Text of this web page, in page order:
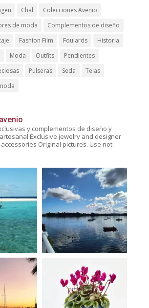
Chal
Colecciones Avenio
de moda
Complementos de diseño
Fashion Film Foulards
Historia
Moda Outfits
Pendientes
Pulseras Seda
Telas
y complementos de diseño y
Exclusive jewelry and designer
Original pictures. Use not